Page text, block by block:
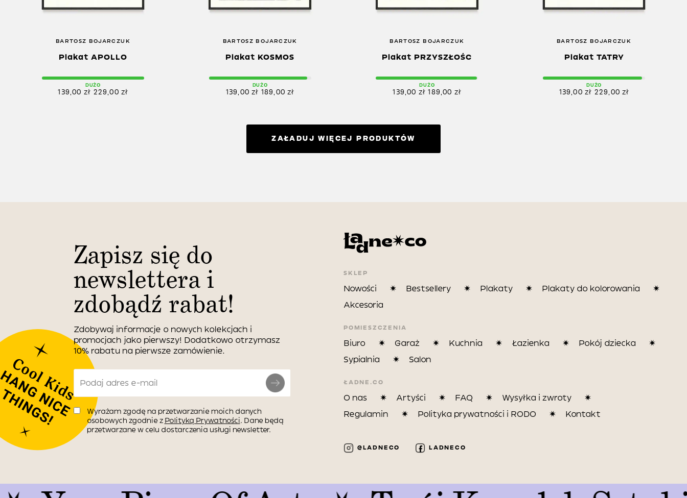
BARTOSZ BOJARCZUK
Plakat APOLLO
DUŻO
139,00 zł 229,00 zł
BARTOSZ BOJARCZUK
Plakat KOSMOS
DUŻO
139,00zł 189,00zł
BARTOSZ BOJARCZUK
Plakat PRZYSZŁOŚC
DUŻO
139,00 zł 189,00 zł
BARTOSZ BOJARCZUK
Plakat TATRY
DUŻO
139,00zł 229,00zł
ZAŁADUJ WIĘCEJ PRODUKTÓW
Zapisz się do
newslettera i
zdobądź rabat!
Zdobywaj informacje o nowych kolekcjach i
promocjach jako pierwszy! Dodatkowo otrzymasz
10% rabatu na pierwsze zamówienie.
Wyrażam zgodę na przetwarzanie moich danych
osobowych zgodnie z Polityką Prywatności. Dane będą
przetwarzane w celu dostarczenia usługi newsletter.
SKLEP
Nowości Bestsellery Plakaty
Plakaty do kolorowania
Akcesoria
POMIESZCZENIA
Biuro Garaż Kuchnia Łazienka
Pokój dziecka
Sypialnia
Salon
ŁADNE.CO
O nas Artyści FAQ
Wysyłka i zwroty
Regulamin
Polityka prywatności i RODO Kontakt
@LADNECO LADNECO